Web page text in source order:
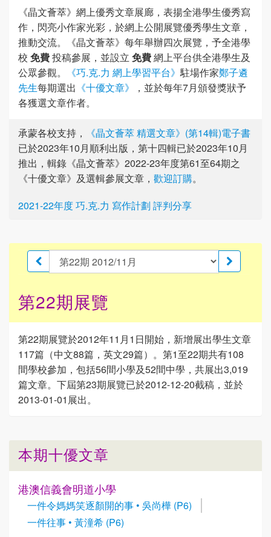
《晶文薈萃》網上優秀文章展廊，表揚全港學生優秀寫
作，閃亮小作家光彩，於網上公開展覽優秀學生文章，
推動交流。《晶文薈萃》每年舉辦四次展覽，予全港學
校 免費投稿參展，並設立 免費網上平台供全港學生及
公眾參觀。
《巧.克.力 網上學習平台》駐場作家鄭子遴
先生每期選出 《十優文章》
，並於每年7月頒發獎狀予
各獲選文章作者。
承蒙各校支持，
《晶文薈萃 精選文章》(第14輯)電子書
已於2023年10月順利出版，第十四輯已於2023年10月
推出，輯錄《晶文薈萃》2022-23年度第61至64期之
《十優文章》及選輯參展文章， 歡迎訂購。
2021-22年度 巧.克.力 寫作計劃 評判分享
第22期展覽
第22期展覽於2012年11月1日開始，新增展出學生文章
117篇（中文88篇，英文29篇）。第1至22期共有108
間學校參加，包括56間小學及52間中學，共展出3,019
篇文章。下屆第23期展覽已於2012-12-20截稿，並於
2013-01-01展出。
本期十優文章
港澳信義會明道小學
一件令媽媽笑逐顏開的事 • 吳尚樺 (P6)
一件往事 • 黃潼希 (P6)